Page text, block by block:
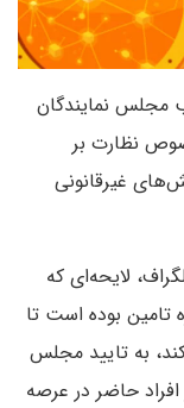
مجلس نمایندگان
نظارت بر
غیرقانونی
لایحه‌ای که
بوده است تا
به تایید مجلس
حاضر در عرصه